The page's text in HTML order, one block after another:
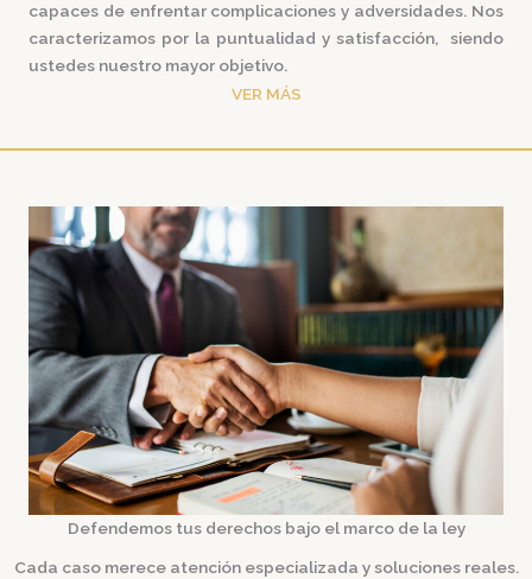
capaces de enfrentar complicaciones y adversidades. Nos
caracterizamos por la puntualidad y satisfacción, siendo
ustedes nuestro mayor objetivo.
VER MÁS
Defendemos tus derechos bajo el marco de la ley
Cada caso merece atención especializada y soluciones reales.